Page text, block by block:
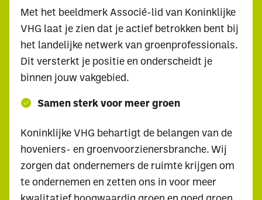
Met het beeldmerk Associé-lid van Koninklijke
VHG laat je zien dat je actief betrokken bent bij
het landelijke netwerk van groenprofessionals.
Dit versterkt je positie en onderscheidt je
binnen jouw vakgebied.
Samen sterk voor meer groen
Koninklijke VHG behartigt de belangen van de
hoveniers- en groenvoorzienersbranche. Wij
zorgen dat ondernemers de ruimte krijgen om
te ondernemen en zetten ons in voor meer